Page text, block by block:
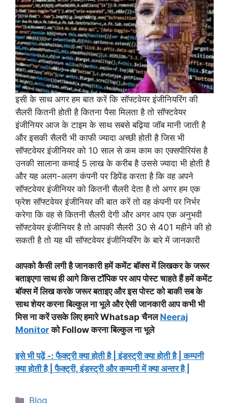
इसी के साथ अगर हम बात करें कि सॉफ्टवेयर इंजीनियरिंग की
सैलरी कितनी होती है कितना पैसा मिलता है तो सॉफ्टवेयर
इंजीनियर आज के टाइम के साथ सबसे बढ़िया जॉब मानी जाती है
और इसकी सैलरी भी काफी ज्यादा अच्छी होती है जिस भी
सॉफ्टवेयर इंजीनियर को 10 साल से कम काम का एक्सपीरियंस है
उनकी सालाना कमाई 5 लाख के करीब है उससे ज्यादा भी होती है
और यह अलग-अलग कंपनी पर डिपेंड करता है कि वह अपने
सॉफ्टवेयर इंजीनियर को कितनी सैलरी देता है तो अगर हम एक
फ्रेश सॉफ्टवेयर इंजीनियर की बात करें तो वह कंपनी पर निर्भर
करेगा कि वह से कितनी सैलरी देगी और अगर आप एक अनुभवी
सॉफ्टवेयर इंजीनियर है तो आपकी सैलरी 30 से 401 महीने की हो
सकती है तो यह थी सॉफ्टवेयर इंजीनियरिंग के बारे में जानकारी
आपको कैसी लगी है जानकारी हमें कमेंट बॉक्स में लिखकर के जरूर
बताइएगा साथ ही आगे किस टॉपिक पर आप पोस्ट चाहते हैं हमें कमेंट
बॉक्स में लिख करके जरूर बताइए और इसपोस्टको बाकी सब के
साथ शेयर करना बिल्कुल ना भूले और ऐसी जानकारी आप कभी भी
मिस ना करें उसके लिए हमारे Whatsap चैनल Neeraj
Monitorको Follow करना बिल्कुल ना भूले
इसे भी पढ़ें -: फैक्ट्री क्या होती है | इंडस्ट्री क्या होती है | कम्पनी
क्या होती है | फैक्ट्री, इंडस्ट्री और कम्पनी में क्या अन्तर है |
Categories
Blog